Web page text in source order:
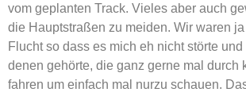
vom geplanten Track. Vieles aber auch
die Hauptstraßen zu meiden. Wir waren
Flucht so dass es mich eh nicht störte
denen gehörte, die ganz gerne mal durch
fahren um einfach mal nurzu schauen.